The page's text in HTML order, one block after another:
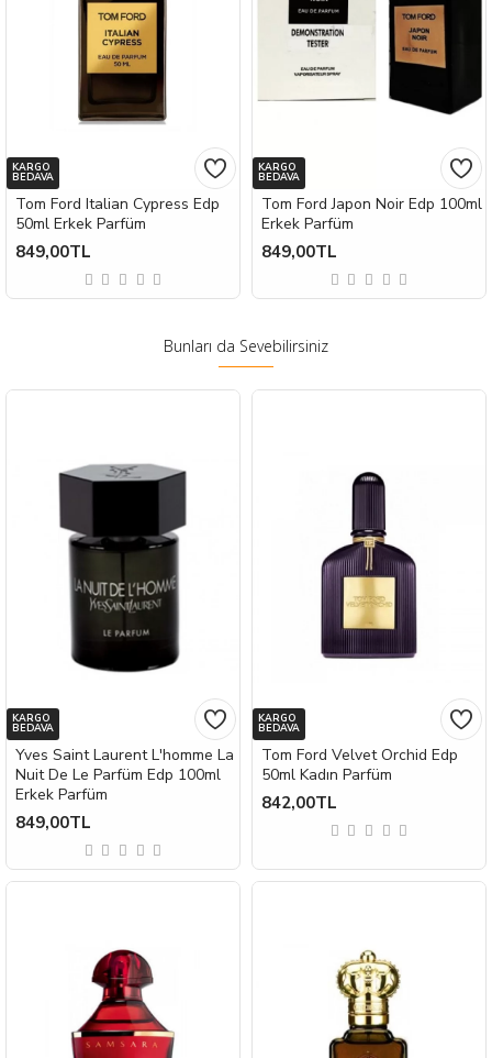
KARGO
BEDAVA
Tom Ford Italian Cypress Edp
50ml Erkek Parfüm
849,00TL
KARGO
BEDAVA
Tom Ford Japon Noir Edp 100ml
Erkek Parfüm
849,00TL
Bunları da Sevebilirsiniz
KARGO
BEDAVA
Yves Saint Laurent L'homme La
Nuit De Le Parfüm Edp 100ml
Erkek Parfüm
849,00TL
KARGO
BEDAVA
Tom Ford Velvet Orchid Edp
50ml Kadın Parfüm
842,00TL